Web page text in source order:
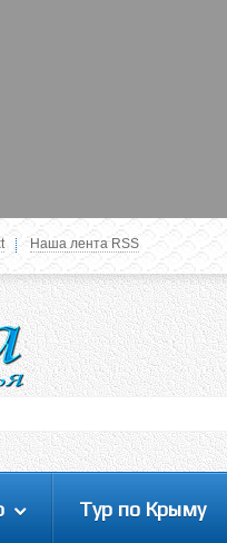
меню,
Наша лента RSS
Тур по Крыму